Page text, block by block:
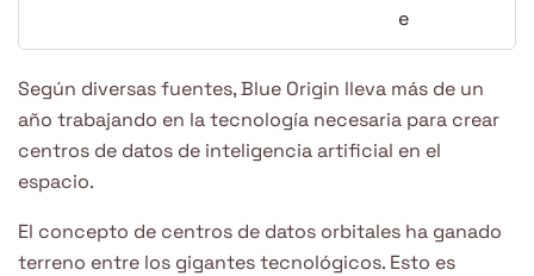
Según diversas fuentes, Blue Origin lleva más de un
año trabajando en la tecnología necesaria para crear
centros de datos de inteligencia artificial en el
espacio.
El concepto de centros de datos orbitales ha ganado
terreno entre los gigantes tecnológicos. Esto es